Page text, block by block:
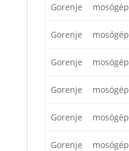
Gorenje mosógép
Gorenje mosógép
Gorenje mosógép
Gorenje mosógép
Gorenje mosógép
Gorenje mosógép